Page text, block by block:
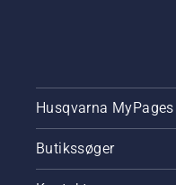
Husqvarna MyPages
Butikssøger